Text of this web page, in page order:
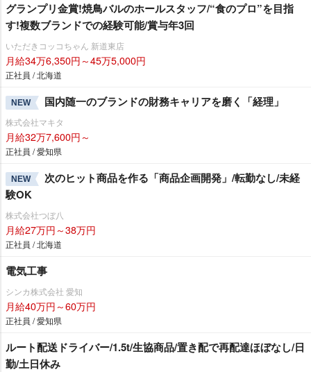
グランプリ金賞!焼鳥バルのホールスタッフ/“食のプロ”を目指
す!複数ブランドでの経験可能/賞与年3回
いただきコッコちゃん 新道東店
月給34万6,350円～45万5,000円
正社員 / 北海道
NEW 国内随一のブランドの財務キャリアを磨く「経理」
株式会社マキタ
月給32万7,600円～
正社員 / 愛知県
NEW
次のヒット商品を作る「商品企画開発」/転勤なし/未経
験OK
株式会社つぼ八
月給27万円～38万円
正社員 / 北海道
電気工事
シンカ株式会社 愛知
月給40万円～60万円
正社員 / 愛知県
ルート配送ドライバー/1.5t/生協商品/置き配で再配達ほぼなし/日
勤/土日休み